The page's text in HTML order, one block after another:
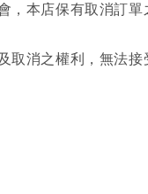
，本店保有取消訂單
取消之權利，無法接